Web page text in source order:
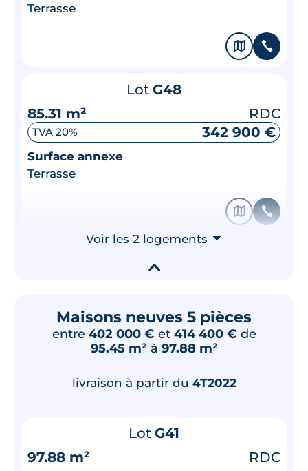
Terrasse
🗞 📞
Lot G48
85.31 m²
RDC
TVA 20% 342 900 €
Surface annexe
Terrasse
🗞 📞
Voir les 2 logements ⮟
▾
Maisons neuves 5 pièces
entre 402 000 € et 414 400 € de
95.45 m² à 97.88 m²
livraison à partir du 4T2022
Lot G41
97.88 m²
RDC